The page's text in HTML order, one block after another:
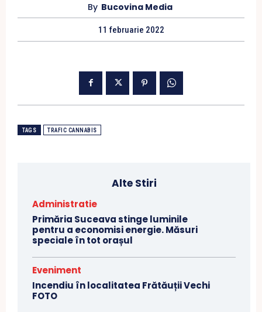
By Bucovina Media
11 februarie 2022
TAGS TRAFIC CANNABIS
Alte Stiri
Administratie
Primăria Suceava stinge luminile
pentru a economisi energie. Măsuri
speciale în tot orașul
Eveniment
Incendiu în localitatea Frătăuții Vechi
FOTO